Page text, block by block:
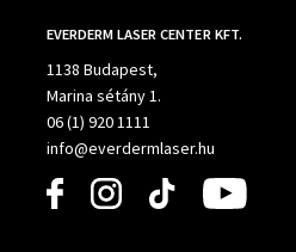
EVERDERM LASER CENTER KFT.
1138 Budapest,
Marina sétány 1.
06 (1) 920 1111
info@everdermlaser.hu